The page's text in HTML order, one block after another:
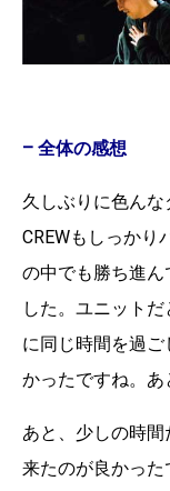
– 全体の感想
久しぶりに色ん
CREWもしっかり
の中でも勝ち進ん
した。ユニット
に同じ時間を過
かったですね。あ
あと、少しの時
来たのが良かっ